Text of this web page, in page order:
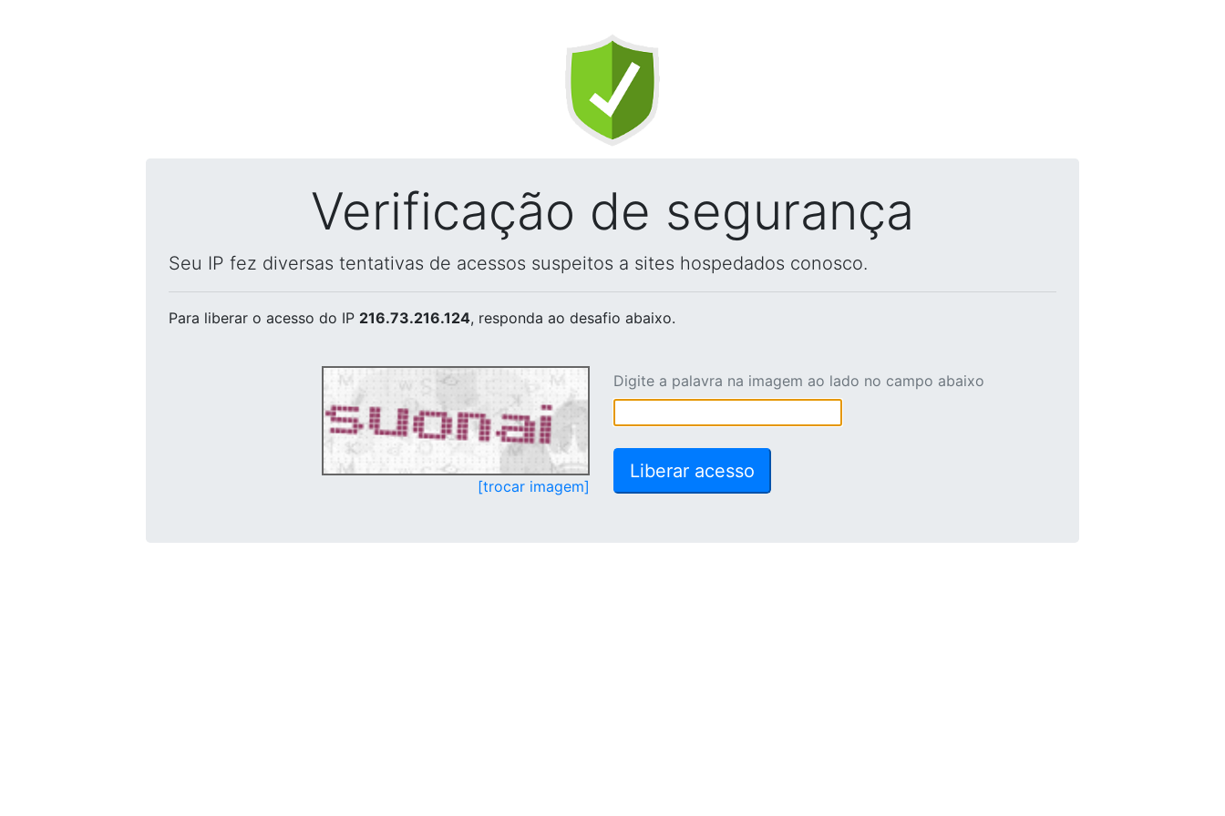
Verificação de segurança
Seu IP fez diversas tentativas de acessos suspeitos a sites hospedados conosco.
Para liberar o acesso do IP 216.73.216.124, responda ao desafio abaixo.
[trocar imagem]
Digite a palavra na imagem ao lado no campo abaixo